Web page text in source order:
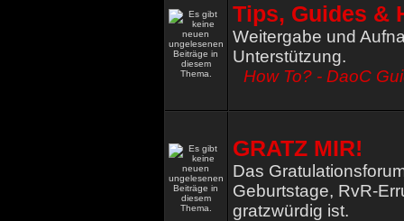
Tips, Guides &
Weitergabe und
Unterstützung.
How To? - DaoC
GRATZ MIR!
Das
Geburtstage, RvR-
gratzwürdig ist.